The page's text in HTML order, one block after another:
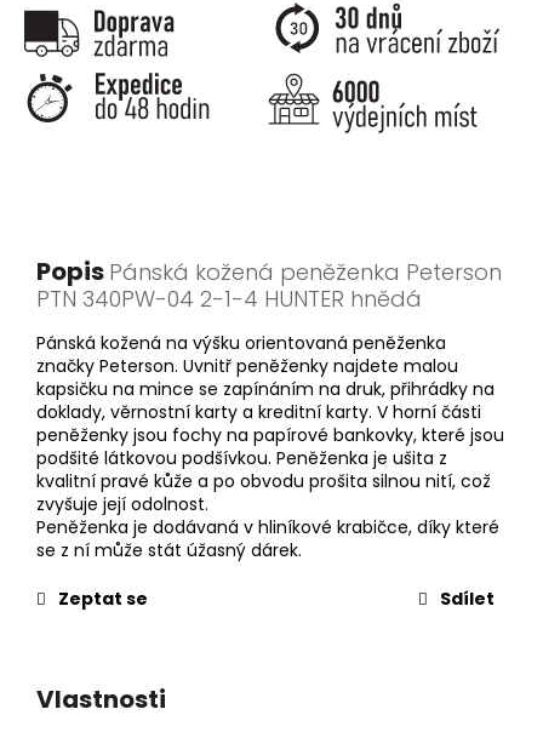
Popis Pánská kožená peněženka Peterson
PTN 340PW-04 2-1-4 HUNTER hnědá
Pánská kožená na výšku orientovaná peněženka
značky Peterson. Uvnitř peněženky najdete malou
kapsičku na mince se zapínáním na druk, přihrádky na
doklady, věrnostní karty a kreditní karty. V horní části
peněženky jsou fochy na papírové bankovky, které jsou
podšité látkovou podšívkou. Peněženka je ušita z
kvalitní pravé kůže a po obvodu prošita silnou nití, což
zvyšuje její odolnost.
Peněženka je dodávaná v hliníkové krabičce, díky které
se z ní může stát úžasný dárek.
Zeptat se
Sdílet
Vlastnosti